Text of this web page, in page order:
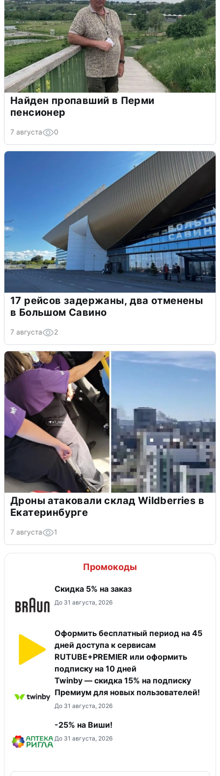
Найден пропавший в Перми
пенсионер
7 августа 0
17 рейсов задержаны, два отменены
в Большом Савино
7 августа 2
Дроны атаковали склад Wildberries в
Екатеринбурге
7 августа 1
Промокоды
​Скидка 5% на заказ
До 31 августа, 2026
Оформить бесплатный период на 45
дней доступа к сервисам
RUTUBE+PREMIER или оформить
подписку на 10 дней
Twinby — скидка 15% на подписку
Премиум для новых пользователей!
До 31 августа, 2026
-25% на Виши!
До 31 августа, 2026